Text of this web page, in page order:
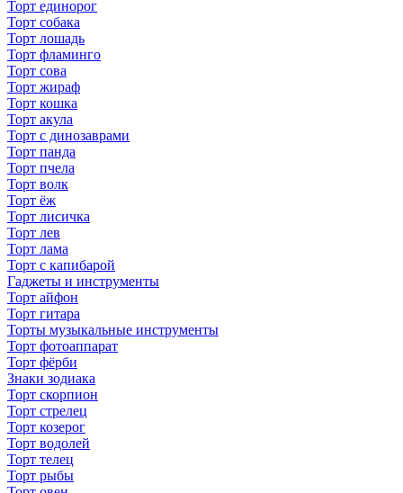
Торт единорог
Торт собака
Торт лошадь
Торт фламинго
Торт сова
Торт жираф
Торт кошка
Торт акула
Торт с динозаврами
Торт панда
Торт пчела
Торт волк
Торт ёж
Торт лисичка
Торт лев
Торт лама
Торт с капибарой
Гаджеты и инструменты
Торт айфон
Торт гитара
Торты музыкальные инструменты
Торт фотоаппарат
Торт фёрби
Знаки зодиака
Торт скорпион
Торт стрелец
Торт козерог
Торт водолей
Торт телец
Торт рыбы